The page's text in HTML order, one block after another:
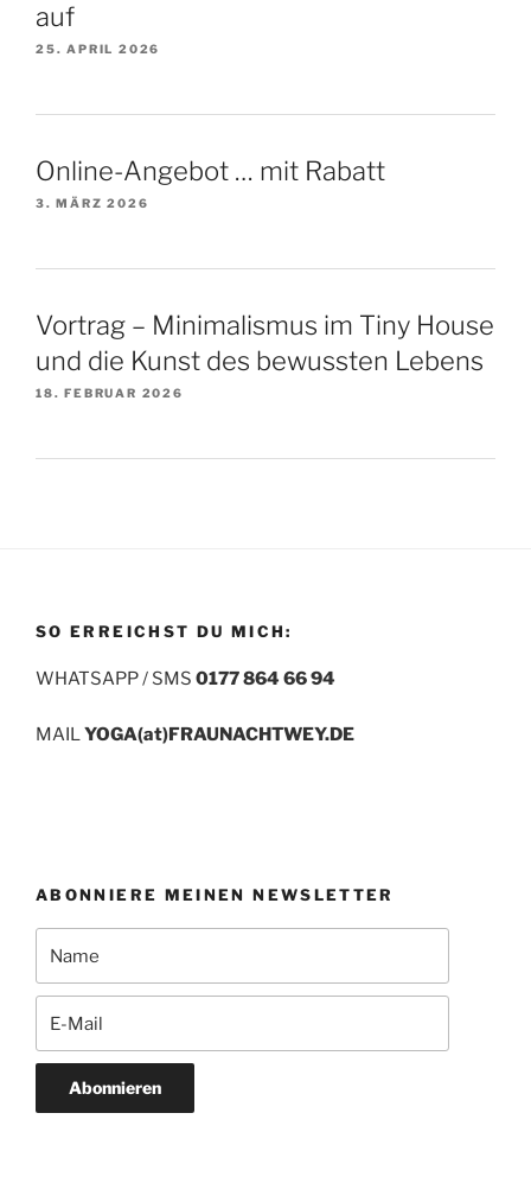
auf
25. APRIL 2026
Online-Angebot … mit Rabatt
3. MÄRZ 2026
Vortrag – Minimalismus im Tiny House
und die Kunst des bewussten Lebens
18. FEBRUAR 2026
SO ERREICHST DU MICH:
WHATSAPP / SMS 0177 864 66 94
MAILYOGA(at)FRAUNACHTWEY.DE
ABONNIERE MEINEN NEWSLETTER
Abonnieren